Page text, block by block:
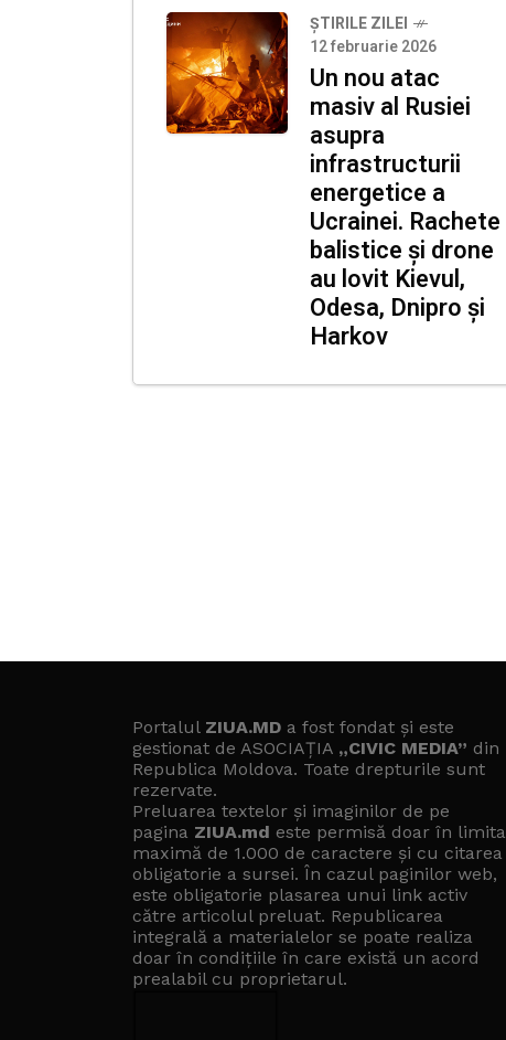
ȘTIRILE ZILEI
12 februarie 2026
Un nou atac
masiv al Rusiei
asupra
infrastructurii
energetice a
Ucrainei. Rachete
balistice și drone
au lovit Kievul,
Odesa, Dnipro și
Harkov
Portalul ZIUA.MD a fost fondat și este
gestionat de ASOCIAȚIA „CIVIC MEDIA” din
Republica Moldova. Toate drepturile sunt
rezervate.
Preluarea textelor și imaginilor de pe
pagina ZIUA.md este permisă doar în limita
maximă de 1.000 de caractere și cu citarea
obligatorie a sursei. În cazul paginilor web,
este obligatorie plasarea unui link activ
către articolul preluat. Republicarea
integrală a materialelor se poate realiza
doar în condițiile în care există un acord
prealabil cu proprietarul.